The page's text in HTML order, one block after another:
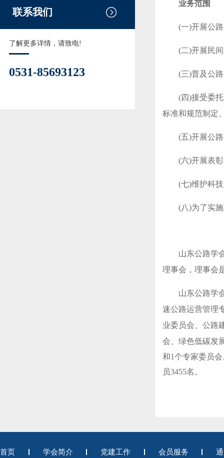
联系我们
了解更多详情，请致电!
0531-85693123
业务范围
(一)开展公
(二)开展民
(三)普及公
(四)接受委
标准和规范制定
(五)开展公
(六)开展表
(七)维护科
(八)为了实
山东公路学
理事会，理事会
山东公路学
速公路运营管理
业委员会、 公路
会、 绿色低碳发
和1个专家委员
员3455名。
首页 学会简介 党建工作 会员服务